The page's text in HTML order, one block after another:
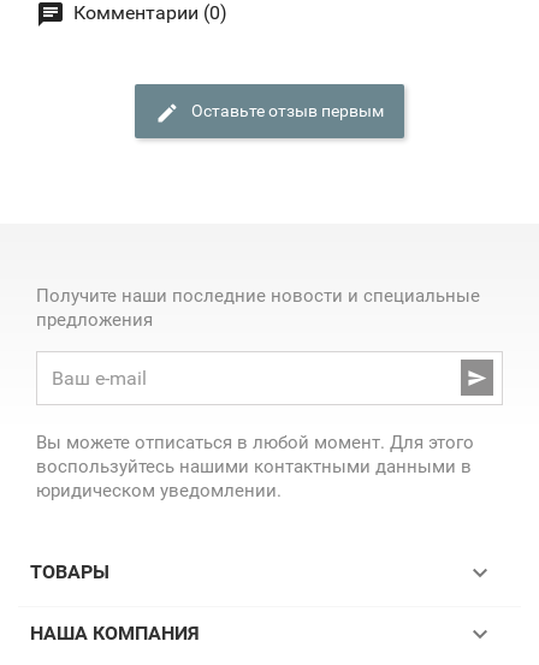
Комментарии (0)
Оставьте отзыв первым
Получите наши последние новости и специальные
предложения

Вы можете отписаться в любой момент. Для этого
воспользуйтесь нашими контактными данными в
юридическом уведомлении.
ТОВАРЫ 
НАША КОМПАНИЯ 